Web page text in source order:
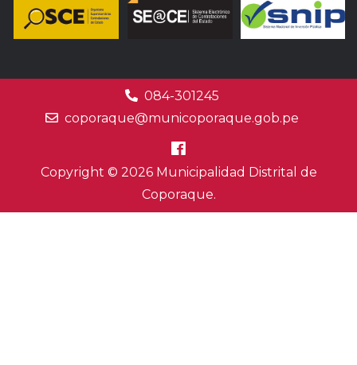
084-301245
coporaque@municoporaque.gob.pe
Copyright © 2026 Municipalidad Distrital de
Coporaque.